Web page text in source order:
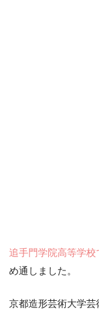
追手門学院高等学校
め通しました。
京都造形芸術大学